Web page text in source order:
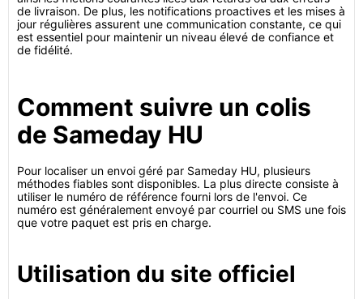
de livraison. De plus, les notifications proactives et les mises à
jour régulières assurent une communication constante, ce qui
est essentiel pour maintenir un niveau élevé de confiance et
de fidélité.
Comment suivre un colis
de Sameday HU
Pour localiser un envoi géré par Sameday HU, plusieurs
méthodes fiables sont disponibles. La plus directe consiste à
utiliser le numéro de référence fourni lors de l'envoi. Ce
numéro est généralement envoyé par courriel ou SMS une fois
que votre paquet est pris en charge.
Utilisation du site officiel